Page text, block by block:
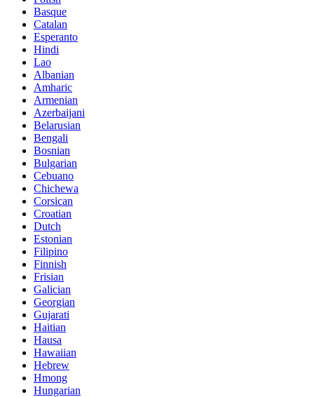
Basque
Catalan
Esperanto
Hindi
Lao
Albanian
Amharic
Armenian
Azerbaijani
Belarusian
Bengali
Bosnian
Bulgarian
Cebuano
Chichewa
Corsican
Croatian
Dutch
Estonian
Filipino
Finnish
Frisian
Galician
Georgian
Gujarati
Haitian
Hausa
Hawaiian
Hebrew
Hmong
Hungarian